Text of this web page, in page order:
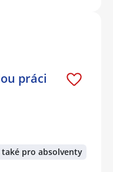
práci
také pro absolventy